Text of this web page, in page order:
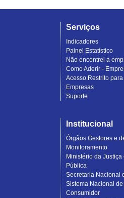
Serviços
Indicadores
Painel Estatístico
Não encontrei a
Como Aderir -
Acesso Restrito
Empresas
Suporte
Institucional
Órgãos Gestores e
Monitoramento
Ministério da
Pública
Secretaria Nacional
Sistema Nacional
Consumidor